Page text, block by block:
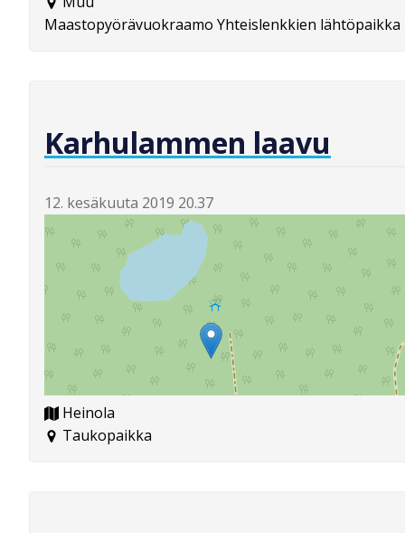
Maastopyörävuokraamo Yhteislenkkien lähtöpaikka
Karhulammen laavu
12. kesäkuuta 2019 20.37
Heinola
Taukopaikka